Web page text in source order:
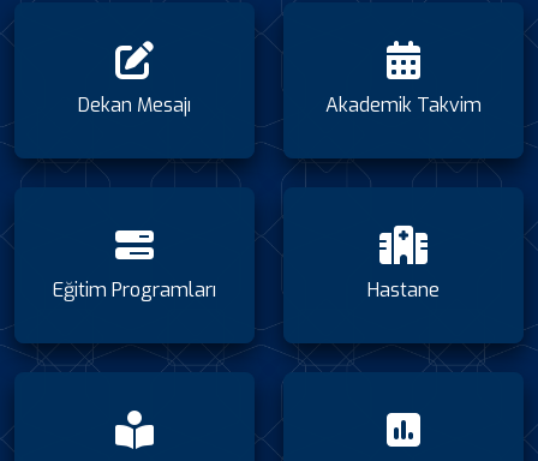
Dekan Mesajı Akademik Takvim
Eğitim Programları Hastane